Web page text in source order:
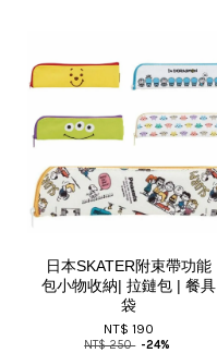
日本SKATER附束帶功能
包小物收納| 拉鏈包 | 餐具
袋
NT$ 190
NT$ 250 -24%